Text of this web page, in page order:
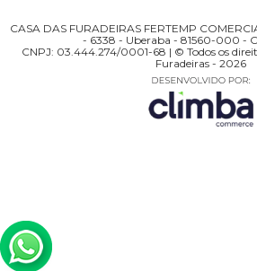
CASA DAS FURADEIRAS FERTEMP
- 6338 - Uberaba - 81560-000 -
CNPJ: 03.444.274/0001-68 | © Todos os
Furadeiras - 2026